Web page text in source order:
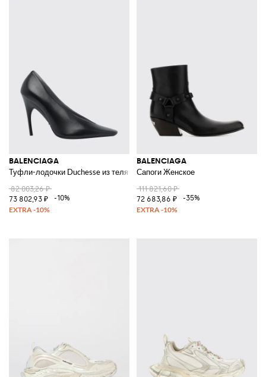
BALENCIAGA
Туфли-лодочки Duchesse из телячьей кожи на высоком каблуке-
82 003,26 ₽
73 802,93 ₽
-10%
BALENCIAGA
Сапоги Женское
111 821,60 ₽
72 683,86 ₽
-35%